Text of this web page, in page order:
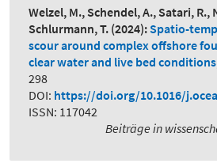
Welzel, M., Schendel, A., Satari, R.,
Schlurmann, T. (2024):Spatio-
scour around complex offshore
clear water and live bed conditions
298
DOI: https://doi.org/10.1016/
ISSN: 117042
Beiträge in